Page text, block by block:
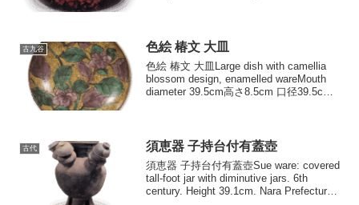
古九谷 色絵 椿文 大皿
色絵 椿文 大皿Large dish with camellia
blossom design, enamelled wareMouth
diameter 39.5cm高さ8.5cm 口径39.5cm
古代 須恵器 子持台付有蓋壺
須恵器 子持台付有蓋壺Sue ware: covered
tall-foot jar with diminutive jars. 6th
century. Height 39.1cm. Nara Prefectural